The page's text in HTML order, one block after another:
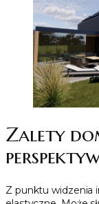
Zalety
Z punktu widzenia